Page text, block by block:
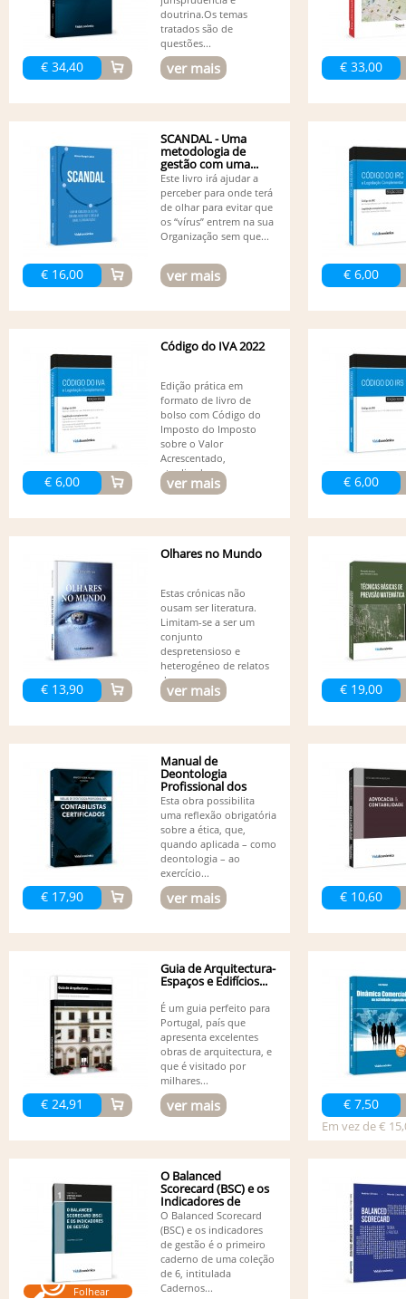
€ 34,40
doutrina.Os temas
tratados são de
questões...
ver mais € 33,00
€ 16,00
SCANDAL - Uma
metodologia de
gestão com uma...
Este livro irá ajudar a
perceber para onde terá
de olhar para evitar que
os “vírus” entrem na sua
Organização sem que...
ver mais € 6,00
€ 6,00
Código do IVA 2022
Edição prática em
formato de livro de
bolso com Código do
Imposto do Imposto
sobre o Valor
Acrescentado,
atualizado...
ver mais € 6,00
€ 13,90
Olhares no Mundo
Estas crónicas não
ousam ser literatura.
Limitam-se a ser um
conjunto
despretensioso e
heterogéneo de relatos
de...
ver mais € 19,00
€ 17,90
Manual de
Deontologia
Profissional dos
Contabilistas...
Esta obra possibilita
uma reflexão obrigatória
sobre a ética, que,
quando aplicada – como
deontologia – ao
exercício...
ver mais € 10,60
€ 24,91
Guia de Arquitectura-
Espaços e Edifícios...
É um guia perfeito para
Portugal, país que
apresenta excelentes
obras de arquitectura, e
que é visitado por
milhares...
ver mais € 7,50
Em vez de €
Folhear
O Balanced
Scorecard (BSC) e os
Indicadores de
Gestão
O Balanced Scorecard
(BSC) e os indicadores
de gestão é o primeiro
caderno de uma coleção
de 6, intitulada
Cadernos...